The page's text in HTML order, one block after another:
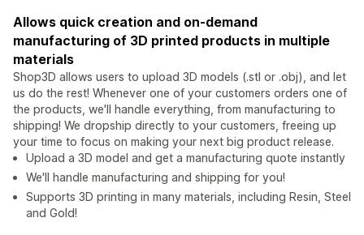
Allows quick creation and on-demand
manufacturing of 3D printed products in multiple
materials
Shop3D allows users to upload 3D models (.stl or .obj), and let
us do the rest! Whenever one of your customers orders one of
the products, we'll handle everything, from manufacturing to
shipping! We dropship directly to your customers, freeing up
your time to focus on making your next big product release.
Upload a 3D model and get a manufacturing quote instantly
We'll handle manufacturing and shipping for you!
Supports 3D printing in many materials, including Resin, Steel
and Gold!